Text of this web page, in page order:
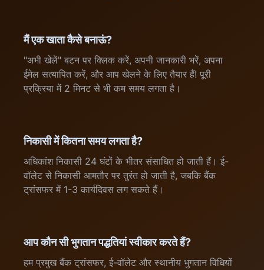
मैं एक खाता कैसे बनाऊं?
"अभी खेलें" बटन पर क्लिक करें, अपनी जानकारी भरें, अपना
ईमेल सत्यापित करें, और आप खेलने के लिए तैयार हैं! पूरी
प्रक्रिया में 2 मिनट से भी कम समय लगता है।
निकासी में कितना समय लगता है?
अधिकांश निकासी 24 घंटों के भीतर संसाधित हो जाती हैं। ई-
वॉलेट से निकासी आमतौर पर तुरंत हो जाती है, जबकि बैंक
ट्रांसफर में 1-3 कार्यदिवस लग सकते हैं।
आप कौन सी भुगतान पद्धतियां स्वीकार करते हैं?
हम प्रमुख बैंक ट्रांसफर, ई-वॉलेट और स्थानीय भुगतान विधियों